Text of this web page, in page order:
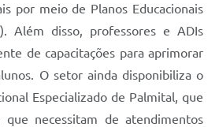
por meio de Planos Educacionais
Além disso, professores e ADIs
de capacitações para aprimorar
O setor ainda disponibiliza o
Especializado de Palmital, que
que necessitam de atendimentos